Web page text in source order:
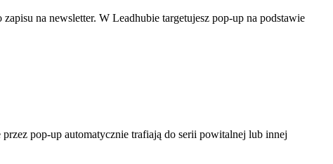
na newsletter. W Leadhubie targetujesz pop-up na podstawie
pop-up automatycznie trafiają do serii powitalnej lub innej